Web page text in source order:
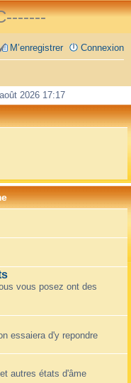
Connexion
M’enregistrer
2026 17:17
vous posez ont des
essaiera d'y repondre
autres états d'âme